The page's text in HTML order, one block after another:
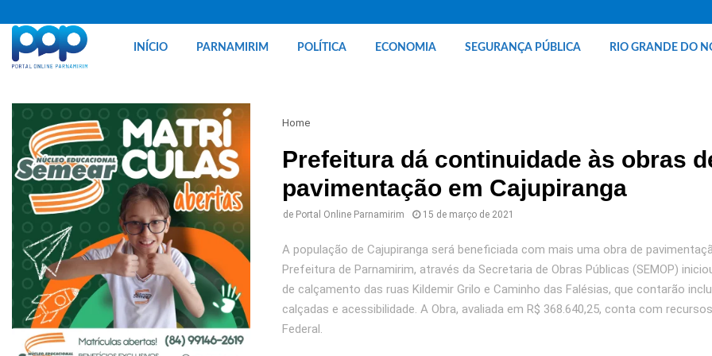
INÍCIO PARNAMIRIM POLÍTICA ECONOMIA SEGURANÇA PÚBLICA RIO GRANDE DO
Home
Prefeitura dá continuidade às obras
pavimentação em Cajupiranga
de Portal Online Parnamirim 15 de março de 2021
A população de Cajupiranga será beneficiada com mais uma obra de
Prefeitura de Parnamirim, através da Secretaria de Obras Públicas (SEMOP)
de calçamento das ruas Kildemir Grilo e Caminho das Falésias, que contarão
calçadas e acessibilidade. A Obra, avaliada em R$ 368.640,25, conta com
Federal.